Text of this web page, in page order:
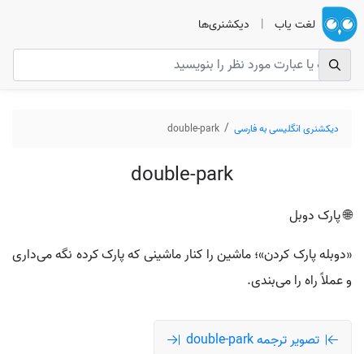
لغت یاب | دیکشنری‌ها
دیکشنری انگلیسی به فارسی double-park
double-park
🌐 پارک دوبل
«دوبله پارک کردن»؛ ماشین را کنار ماشینی که پارک کرده نگه می‌داری
و عملاً راه را می‌بندی.
تصویر ترجمه double-park